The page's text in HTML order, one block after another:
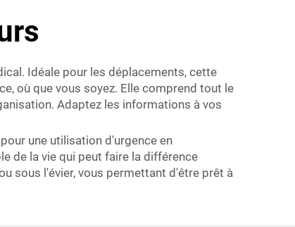
Idéale pour les déplacements, cette
où que vous soyez. Elle comprend tout le
Adaptez les informations à vos
une utilisation d'urgence en
de la vie qui peut faire la différence
sous l'évier, vous permettant d'être prêt à